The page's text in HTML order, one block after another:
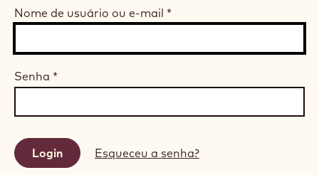
Nome de usuário ou e-mail *
Senha *
Esqueceu a senha?